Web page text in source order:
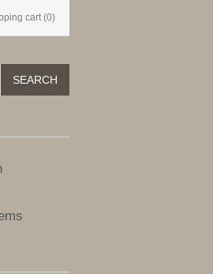
cart (0)
SEARCH